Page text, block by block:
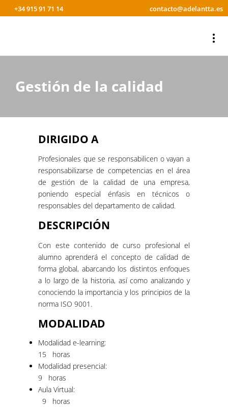
+34 915 91 71 14 contacto@adelantta.es
Gestión de la calidad
DIRIGIDO A
Profesionales que se responsabilicen o vayan a
responsabilizarse de competencias en el área
de gestión de la calidad de una empresa,
poniendo especial énfasis en técnicos o
responsables del departamento de calidad.
DESCRIPCIÓN
Con este contenido de curso profesional el
alumno aprenderá el concepto de calidad de
forma global, abarcando los distintos enfoques
a lo largo de la historia, así como analizando y
conociendo la importancia y los principios de la
norma ISO 9001.
MODALIDAD
Modalidad e-learning:
15 horas
Modalidad presencial:
9 horas
Aula Virtual:
9 horas